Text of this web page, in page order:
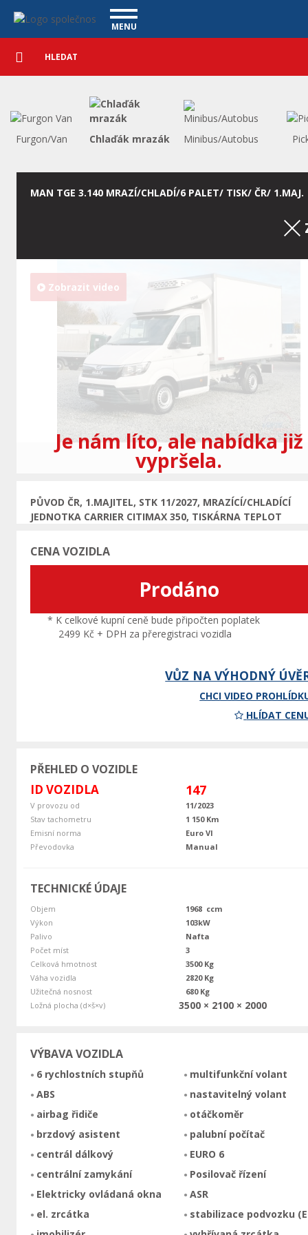
Užitkové vozy - VanscentreNavigace
MENU
VÝKUP VOZŮ
ÚVĚR ZDARMA
ZÁRUKA NA OJETÉ VOZY
CO NABÍZÍME
NÁŠ TÝM
NAŠE VIDEA
MAGAZÍN
KONTAKT
Podrobné
vyhledávání
Vyhledat
Furgon/Van Chlaďák mrazák Minibus/Autobus
MAN TGE 3.140 MRAZÍ/CHLADÍ/6 PALET/ TISK/ ČR/ 1.MAJ.
Zobrazit video
Je nám líto, ale nabídka již
vypršela.
PŮVOD ČR, 1.MAJITEL, STK 11/2027, MRAZÍCÍ/CHLADÍCÍ
JEDNOTKA CARRIER CITIMAX 350, TISKÁRNA TEPLOT
CENA VOZIDLA
Prodáno
* K celkové kupní ceně bude připočten poplatek
2499 Kč + DPH za přeregistraci vozidla
VŮZ NA VÝHODNÝ
CHCI VIDEO
HLÍDAT
PŘEHLED O VOZIDLE
ID VOZIDLA 147
V provozu od
11/2023
Stav tachometru
1 150 Km
Emisní norma
Euro VI
Převodovka
Manual
TECHNICKÉ ÚDAJE
Objem
1968 ccm
Výkon
103kW
Palivo
Nafta
Počet míst
3
Celková hmotnost
3500 Kg
Váha vozidla
2820 Kg
Užitečná nosnost
680 Kg
Ložná plocha (d×š×v)
3500 × 2100 × 2000
VÝBAVA VOZIDLA
6 rychlostních stupňů
ABS
airbag řidiče
brzdový asistent
centrál dálkový
centrální zamykání
Elektricky ovládaná okna
el. zrcátka
multifunkční volant
nastavitelný volant
otáčkoměr
palubní počítač
EURO 6
Posilovač řízení
ASR
stabilizace podvozku